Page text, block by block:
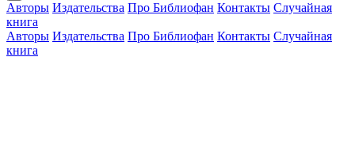
Авторы Издательства Про Библиофан Контакты Случайная
книга
Авторы Издательства Про Библиофан Контакты Случайная
книга